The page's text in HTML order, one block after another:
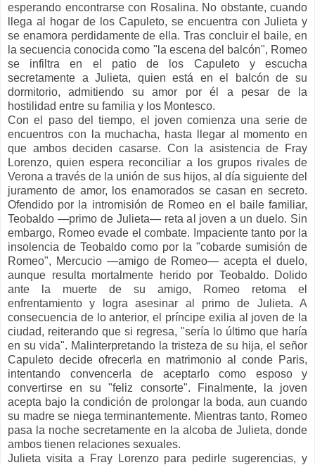
esperando encontrarse con Rosalina. No obstante, cuando
llega al hogar de los Capuleto, se encuentra con Julieta y
se enamora perdidamente de ella. Tras concluir el baile, en
la secuencia conocida como "la escena del balcón", Romeo
se infiltra en el patio de los Capuleto y escucha
secretamente a Julieta, quien está en el balcón de su
dormitorio, admitiendo su amor por él a pesar de la
hostilidad entre su familia y los Montesco.
Con el paso del tiempo, el joven comienza una serie de
encuentros con la muchacha, hasta llegar al momento en
que ambos deciden casarse. Con la asistencia de Fray
Lorenzo, quien espera reconciliar a los grupos rivales de
Verona a través de la unión de sus hijos, al día siguiente del
juramento de amor, los enamorados se casan en secreto.
Ofendido por la intromisión de Romeo en el baile familiar,
Teobaldo —primo de Julieta— reta al joven a un duelo. Sin
embargo, Romeo evade el combate. Impaciente tanto por la
insolencia de Teobaldo como por la "cobarde sumisión de
Romeo", Mercucio —amigo de Romeo— acepta el duelo,
aunque resulta mortalmente herido por Teobaldo. Dolido
ante la muerte de su amigo, Romeo retoma el
enfrentamiento y logra asesinar al primo de Julieta. A
consecuencia de lo anterior, el príncipe exilia al joven de la
ciudad, reiterando que si regresa, "sería lo último que haría
en su vida". Malinterpretando la tristeza de su hija, el señor
Capuleto decide ofrecerla en matrimonio al conde Paris,
intentando convencerla de aceptarlo como esposo y
convertirse en su "feliz consorte". Finalmente, la joven
acepta bajo la condición de prolongar la boda, aun cuando
su madre se niega terminantemente. Mientras tanto, Romeo
pasa la noche secretamente en la alcoba de Julieta, donde
ambos tienen relaciones sexuales.
Julieta visita a Fray Lorenzo para pedirle sugerencias, y